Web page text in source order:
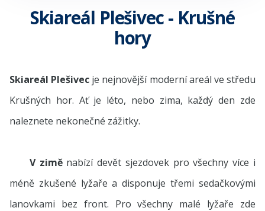
Skiareál Plešivec - Krušné
hory
Skiareál Plešivec je nejnovější moderní areál ve středu
Krušných hor. Ať je léto, nebo zima, každý den zde
naleznete nekonečné zážitky.
V ziměnabízí devět sjezdovek pro všechny více i
méně zkušené lyžaře a disponuje třemi sedačkovými
lanovkami bez front. Pro všechny malé lyžaře zde